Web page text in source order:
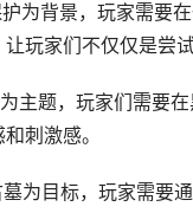
为背景，玩家需要
玩家们不仅仅是尝
主题，玩家们需要
刺激感。
为目标，玩家需要